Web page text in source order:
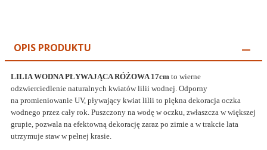
OPIS PRODUKTU
LILIA WODNA PŁYWAJĄCA RÓŻOWA 17cm to wierne
odzwierciedlenie naturalnych kwiatów lilii wodnej. Odporny
na promieniowanie UV, pływający kwiat lilii to piękna dekoracja oczka
wodnego przez cały rok. Puszczony na wodę w oczku, zwłaszcza w większej
grupie, pozwala na efektowną dekorację zaraz po zimie a w trakcie lata
utrzymuje staw w pełnej krasie.